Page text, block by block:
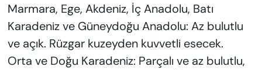
Marmara, Ege, Akdeniz, İç Anadolu, Batı
Karadeniz ve Güneydoğu Anadolu: Az bulutlu
ve açık. Rüzgar kuzeyden kuvvetli esecek.
Orta ve Doğu Karadeniz: Parçalı ve az bulutlu,